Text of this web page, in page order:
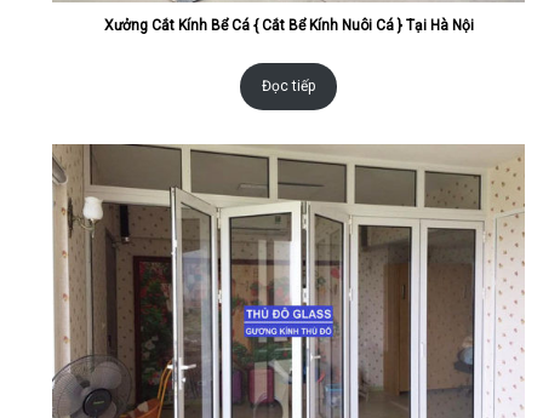
Xưởng Cắt Kính Bể Cá { Cắt Bể Kính Nuôi Cá } Tại Hà Nội
Đọc tiếp